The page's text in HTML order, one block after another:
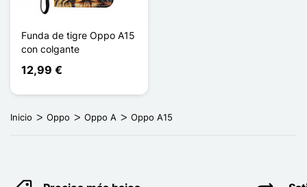
Funda de tigre Oppo A15
con colgante
12,99 €
Inicio Oppo Oppo A Oppo A15